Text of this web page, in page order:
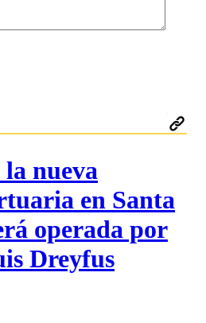
nueva
en Santa
operada por
Dreyfus